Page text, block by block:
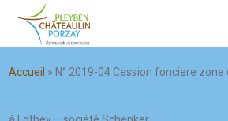
Accueil » N° 2019-04 Cession fonciere